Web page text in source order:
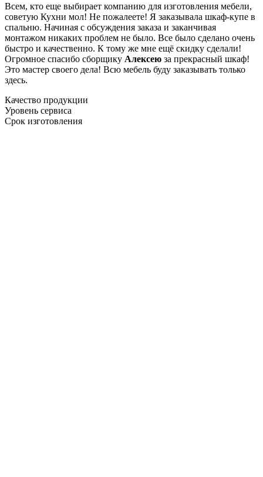
Всем, кто еще выбирает компанию для изготовления мебели,
советую Кухни мол! Не пожалеете! Я заказывала шкаф-купе в
спальню. Начиная с обсуждения заказа и заканчивая
монтажом никаких проблем не было. Все было сделано очень
быстро и качественно. К тому же мне ещё скидку сделали!
Огромное спасибо сборщику Алексею за прекрасный шкаф!
Это мастер своего дела! Всю мебель буду заказывать только
здесь.
Качество продукции
Уровень сервиса
Срок изготовления